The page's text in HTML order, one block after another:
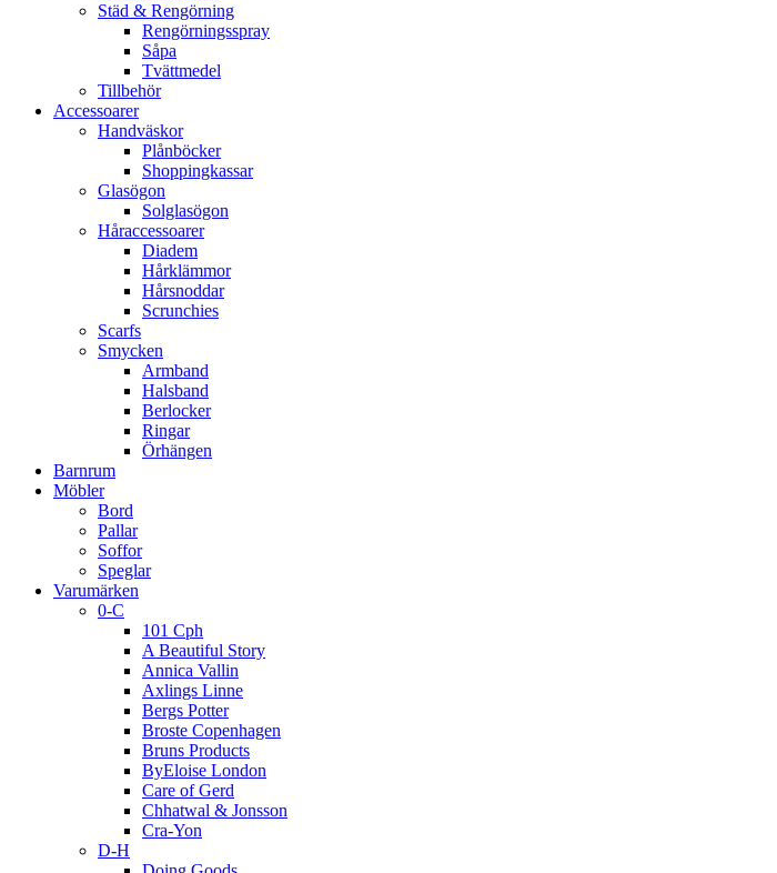
Städ & Rengörning
Rengörningsspray
Såpa
Tvättmedel
Tillbehör
Accessoarer
Handväskor
Plånböcker
Shoppingkassar
Glasögon
Solglasögon
Håraccessoarer
Diadem
Hårklämmor
Hårsnoddar
Scrunchies
Scarfs
Smycken
Armband
Halsband
Berlocker
Ringar
Örhängen
Barnrum
Möbler
Bord
Pallar
Soffor
Speglar
Varumärken
0-C
101 Cph
A Beautiful Story
Annica Vallin
Axlings Linne
Bergs Potter
Broste Copenhagen
Bruns Products
ByEloise London
Care of Gerd
Chhatwal & Jonsson
Cra-Yon
D-H